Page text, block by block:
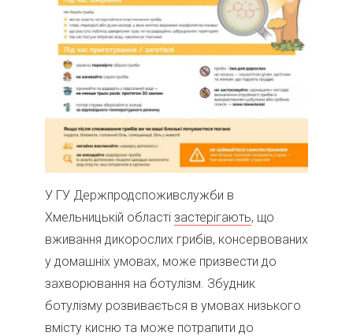
У ГУ Держпродспоживслужби в
Хмельницькій області застерігають, що
вживання дикорослих грибів, консервованих
у домашніх умовах, може призвести до
захворювання на ботулізм. Збудник
ботулізму розвивається в умовах низького
вмісту кисню та може потрапити до